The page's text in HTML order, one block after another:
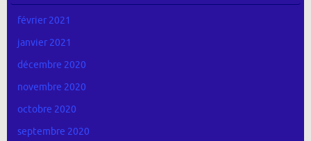
février 2021
janvier 2021
décembre 2020
novembre 2020
octobre 2020
septembre 2020